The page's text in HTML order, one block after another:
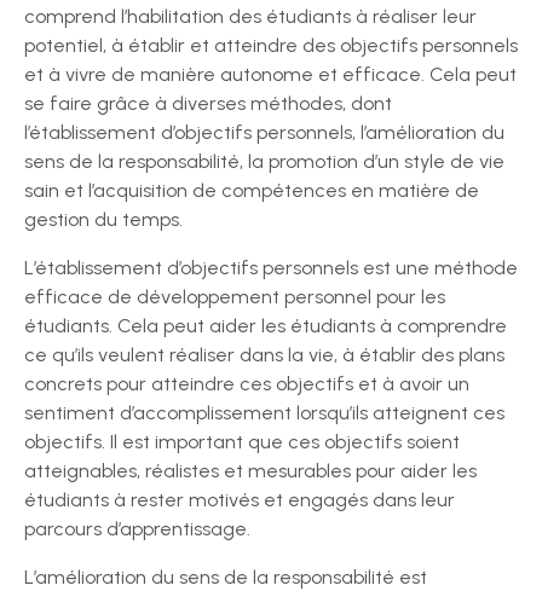
comprend l’habilitation des étudiants à réaliser leur
potentiel, à établir et atteindre des objectifs personnels
et à vivre de manière autonome et efficace. Cela peut
se faire grâce à diverses méthodes, dont
l’établissement d’objectifs personnels, l’amélioration du
sens de la responsabilité, la promotion d’un style de vie
sain et l’acquisition de compétences en matière de
gestion du temps.
L’établissement d’objectifs personnels est une méthode
efficace de développement personnel pour les
étudiants. Cela peut aider les étudiants à comprendre
ce qu’ils veulent réaliser dans la vie, à établir des plans
concrets pour atteindre ces objectifs et à avoir un
sentiment d’accomplissement lorsqu’ils atteignent ces
objectifs. Il est important que ces objectifs soient
atteignables, réalistes et mesurables pour aider les
étudiants à rester motivés et engagés dans leur
parcours d’apprentissage.
L’amélioration du sens de la responsabilité est